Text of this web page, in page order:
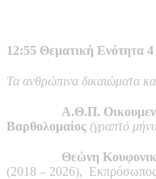
12:55 Θεματική Ενότητα 4
Τα ανθρώπινα δικαιώματα
Α.Θ.Π.
Βαρθολομαίος (γραπτό
Θεώνη
(2018 – 2026),